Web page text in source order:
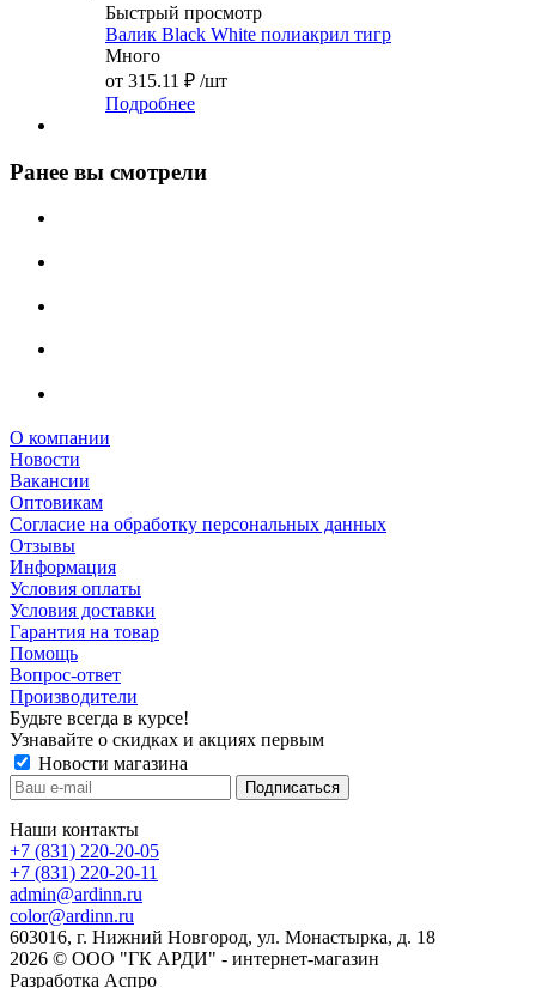
Быстрый просмотр
Валик Black White полиакрил тигр
Много
от 315.11 ₽ /шт
Подробнее
Ранее вы смотрели
О компании
Новости
Вакансии
Оптовикам
Cогласие на обработку персональных данных
Отзывы
Информация
Условия оплаты
Условия доставки
Гарантия на товар
Помощь
Вопрос-ответ
Производители
Будьте всегда в курсе!
Узнавайте о скидках и акциях первым
Новости магазина
Наши контакты
+7 (831) 220-20-05
+7 (831) 220-20-11
admin@ardinn.ru
color@ardinn.ru
603016, г. Нижний Новгород, ул. Монастырка, д. 18
2026 © ООО "ГК АРДИ" - интернет-магазин
Разработка Аспро